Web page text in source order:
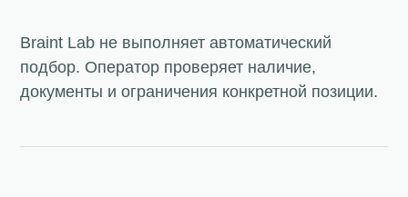
Braint Lab не выполняет автоматический
подбор. Оператор проверяет наличие,
документы и ограничения конкретной позиции.